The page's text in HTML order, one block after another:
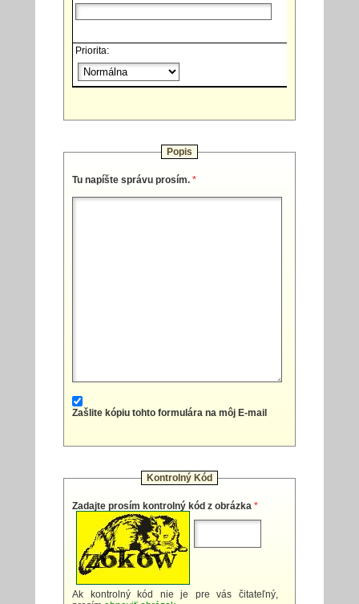
Priorita:
Popis
Tu napíšte správu prosím. *
Zašlite kópiu tohto formulára na môj E-mail
Kontrolný Kód
Zadajte prosím kontrolný kód z obrázka *
Ak kontrolný kód nie je pre vás čitateľný,